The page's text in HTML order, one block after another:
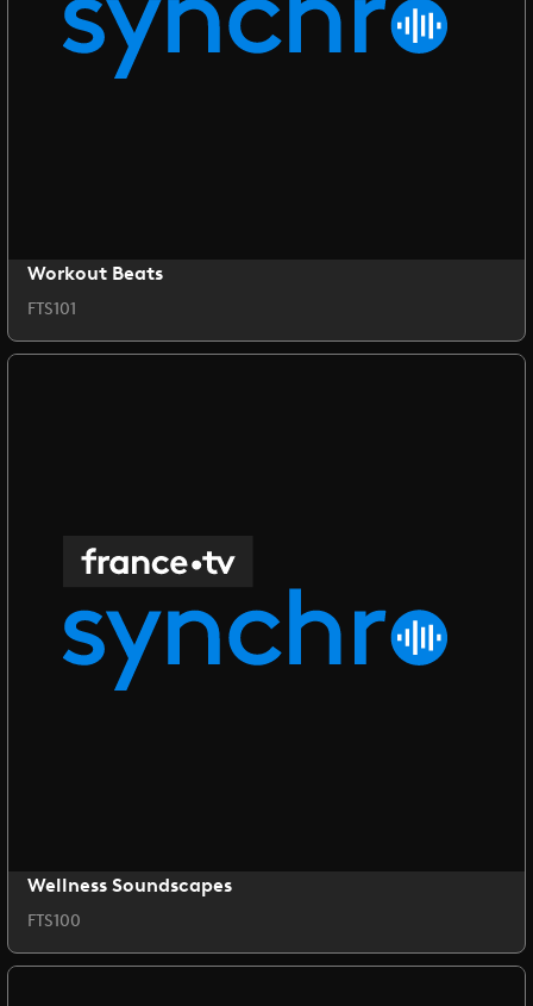
Workout Beats
FTS101
Wellness Soundscapes
FTS100